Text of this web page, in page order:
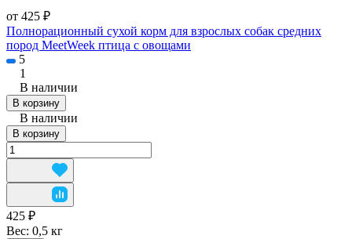
от 425 ₽
Полнорационный сухой корм для взрослых собак средних
пород MeetWeek птица с овощами
5
1
В наличии
В корзину
В наличии
В корзину
425 ₽
Вес: 0,5 кг